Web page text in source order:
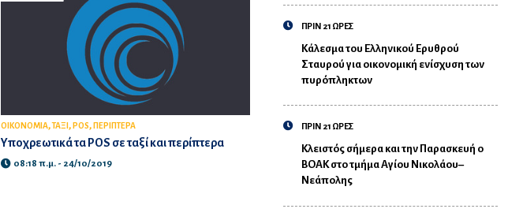
ΟΙΚΟΝΟΜΙΑ,ΤΑΞΙ , POS, ΠΕΡΙΠΤΕΡΑ
Υποχρεωτικά τα POS σε ταξί και περίπτερα
08:18 π.μ. - 24/10/2019
ΠΡΙΝ 21 ΩΡΕΣ
Κάλεσμα του Ελληνικού Ερυθρού
Σταυρού για οικονομική ενίσχυση των
πυρόπληκτων
ΠΡΙΝ 21 ΩΡΕΣ
Κλειστός σήμερα και την Παρασκευή ο
ΒΟΑΚ στο τμήμα Αγίου Νικολάου–
Νεάπολης